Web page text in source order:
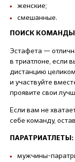
женские;
смешанные.
ПОИСК КОМАНДЫ
Эстафета —
в триатлоне, если
дистанцию
и участвуйте
проявите свои
Если вам не
себе команду,
ПАРАТРИАТЛЕТЫ:
мужчины-